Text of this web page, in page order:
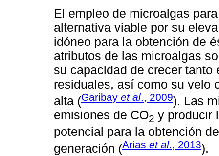
El empleo de microalgas
alternativa viable por su
idóneo para la obtención de
atributos de las microalgas
su capacidad de crecer
residuales, así como su velo
alta (Garibay et al ., 2009). Las
emisiones de CO2 y producir
potencial para la obtención
generación (Arias et al., 2013).